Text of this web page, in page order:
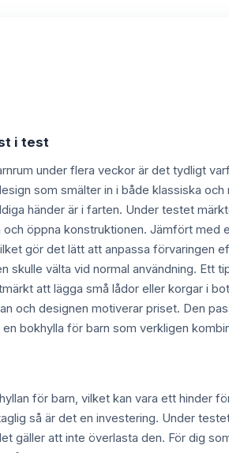
i test
under flera veckor är det tydligt
som smälter in i både klassiska
händer är i farten. Under testet
öppna konstruktionen. Jämfört med
gör det lätt att anpassa förvaringen
välta vid normal användning. Ett
att lägga små lådor eller korgar i
och designen motiverar priset. Den
bokhylla för barn som verkligen
för barn, vilket kan vara ett hinder
så är det en investering. Under
gäller att inte överlasta den. För dig